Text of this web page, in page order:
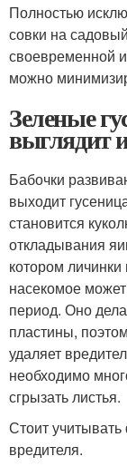
Полностью
совки на
своевременной
можно
Зеленые
выглядит
Бабочки
выходит
становится
откладывания
котором
насекомое может
период. Оно
пластины,
удаляет
необходимо
сгрызать листья.
Стоит
вредителя.